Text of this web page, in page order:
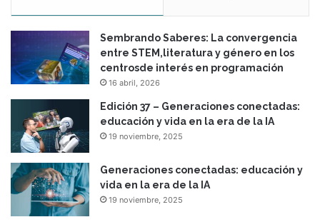
Sembrando Saberes: La convergencia
entre STEM,literatura y género en los
centrosde interés en programación
16 abril, 2026
Edición 37 – Generaciones conectadas:
educación y vida en la era de la IA
19 noviembre, 2025
Generaciones conectadas: educación y
vida en la era de la IA
19 noviembre, 2025